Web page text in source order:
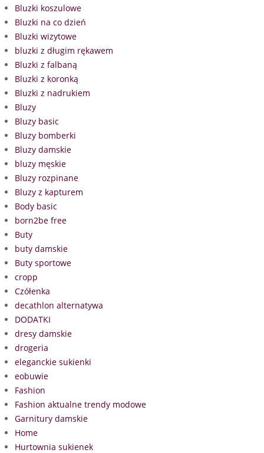
Bluzki koszulowe
Bluzki na co dzień
Bluzki wizytowe
bluzki z długim rękawem
Bluzki z falbaną
Bluzki z koronką
Bluzki z nadrukiem
Bluzy
Bluzy basic
Bluzy bomberki
Bluzy damskie
bluzy męskie
Bluzy rozpinane
Bluzy z kapturem
Body basic
born2be free
Buty
buty damskie
Buty sportowe
cropp
Czółenka
decathlon alternatywa
DODATKI
dresy damskie
drogeria
eleganckie sukienki
eobuwie
Fashion
Fashion aktualne trendy modowe
Garnitury damskie
Home
Hurtownia sukienek